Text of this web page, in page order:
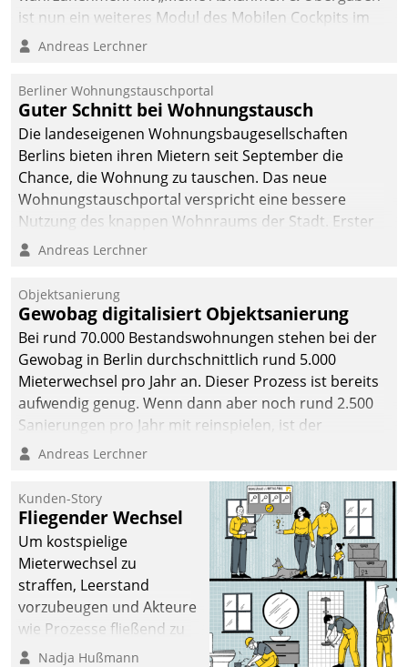
ist nun ein weiteres Modul des Mobilen Cockpits im
Einsatz.
Andreas Lerchner
Berliner Wohnungstauschportal
Guter Schnitt bei Wohnungstausch
Die landeseigenen Wohnungsbaugesellschaften
Berlins bieten ihren Mietern seit September die
Chance, die Wohnung zu tauschen. Das neue
Wohnungstauschportal verspricht eine bessere
Nutzung des knappen Wohnraums der Stadt. Erster
Anwendungsfall für Datatrains Lösung API-Hub mit
Unternehmen.
Andreas Lerchner
Objektsanierung
Gewobag digitalisiert Objektsanierung
Bei rund 70.000 Bestandswohnungen stehen bei der
Gewobag in Berlin durchschnittlich rund 5.000
Mieterwechsel pro Jahr an. Dieser Prozess ist bereits
aufwendig genug. Wenn dann aber noch rund 2.500
Sanierungen pro Jahr mit reinspielen, ist der
Betreuungs- und Organisationsaufwand immens. Im
kommunale Wohnungsbauunternehmen daher
gemeinsam mit der Berliner Datatrain GmbH den
Teilprozess der Objektsanierung digitalisiert.
Andreas Lerchner
Kunden-Story
Fliegender Wechsel
Um kostspielige
Mieterwechsel zu
straffen, Leerstand
vorzubeugen und Akteure
wie Prozesse fließend zu
vernetzen, nutzt die
Nadja Hußmann